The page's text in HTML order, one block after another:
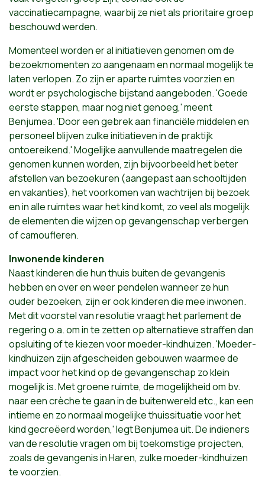
vaccinatiecampagne, waarbij ze niet als prioritaire groep
beschouwd werden.
Momenteel worden er al initiatieven genomen om de
bezoekmomenten zo aangenaam en normaal mogelijk te
laten verlopen. Zo zijn er aparte ruimtes voorzien en
wordt er psychologische bijstand aangeboden. 'Goede
eerste stappen, maar nog niet genoeg,' meent
Benjumea. 'Door een gebrek aan financiële middelen en
personeel blijven zulke initiatieven in de praktijk
ontoereikend.' Mogelijke aanvullende maatregelen die
genomen kunnen worden, zijn bijvoorbeeld het beter
afstellen van bezoekuren (aangepast aan schooltijden
en vakanties), het voorkomen van wachtrijen bij bezoek
en in alle ruimtes waar het kind komt, zo veel als mogelijk
de elementen die wijzen op gevangenschap verbergen
of camoufleren.
Inwonende kinderen
Naast kinderen die hun thuis buiten de gevangenis
hebben en over en weer pendelen wanneer ze hun
ouder bezoeken, zijn er ook kinderen die mee inwonen.
Met dit voorstel van resolutie vraagt het parlement de
regering o.a. om in te zetten op alternatieve straffen dan
opsluiting of te kiezen voor moeder-kindhuizen. 'Moeder-
kindhuizen zijn afgescheiden gebouwen waarmee de
impact voor het kind op de gevangenschap zo klein
mogelijk is. Met groene ruimte, de mogelijkheid om bv.
naar een crèche te gaan in de buitenwereld etc., kan een
intieme en zo normaal mogelijke thuissituatie voor het
kind gecreëerd worden,' legt Benjumea uit. De indieners
van de resolutie vragen om bij toekomstige projecten,
zoals de gevangenis in Haren, zulke moeder-kindhuizen
te voorzien.